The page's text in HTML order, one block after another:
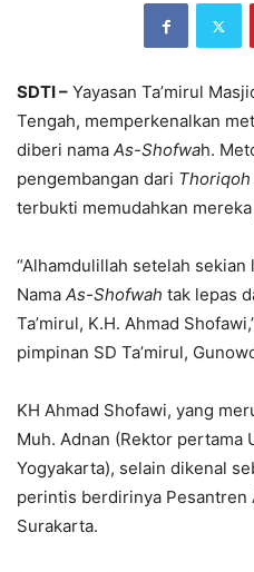
SDTI – Yayasan Ta’mirul
Tengah, memperkenalkan
diberi nama As-Shofwah.
pengembangan dari Thoriqoh
terbukti memudahkan
“Alhamdulillah setelah sekian
Nama As-Shofwah tak lepas
Ta’mirul, K.H. Ahmad
pimpinan SD Ta’mirul,
KH Ahmad Shofawi, yang
Muh. Adnan (Rektor pertama
Yogyakarta), selain dikenal
perintis berdirinya Pesantren
Surakarta.